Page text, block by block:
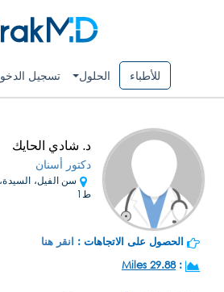
للأطباء الحلول تسجيل
د. شادي الحايك
دكتور أسنان
سن الفيل، السيدة،
ط1
الحصول على الاتجاهات : انقر هنا
:
29.88 Miles